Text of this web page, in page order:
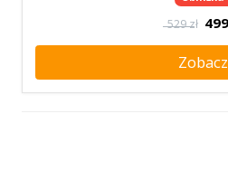
529 zł 499
Zobacz